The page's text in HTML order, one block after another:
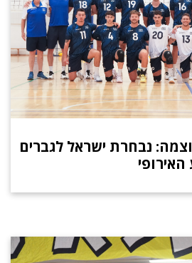
נבחרת ישראל לגברים